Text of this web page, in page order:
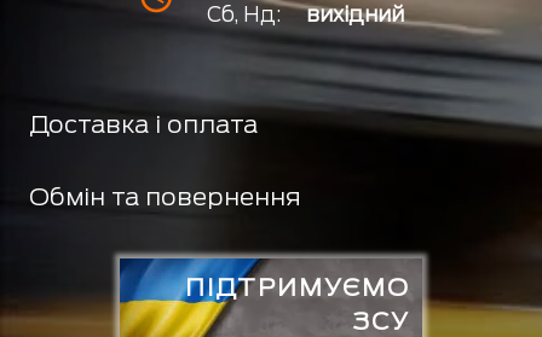
Сб, Нд:
вихідний
Доставка і оплата
Обмін та повернення
ПІДТРИМУЄМО
ЗСУ